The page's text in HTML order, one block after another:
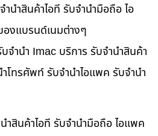
นำสินค้าไอที รับจำนำมือถือ ไอ
องแบรนด์เนมต่างๆ
จำนำ Imac บริการ รับจำนำสินค้า
โทรศัพท์ รับจำนำไอแพค รับจำนำ
ำสินค้าไอที รับจำนำมือถือ ไอแพค